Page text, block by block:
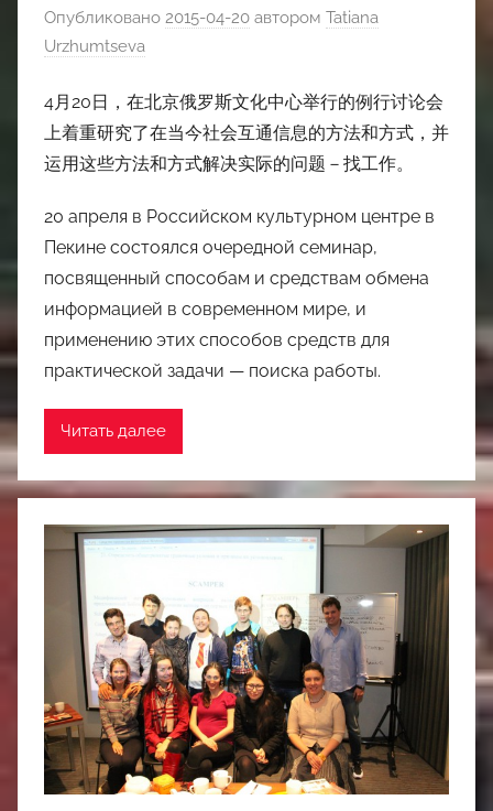
Опубликовано 2015-04-20 автором Tatiana
Urzhumtseva
4月20日，在北京俄罗斯文化中心举行的例行讨论会
上着重研究了在当今社会互通信息的方法和方式，并
运用这些方法和方式解决实际的问题－找工作。
20 апреля в Российском культурном центре в
Пекине состоялся очередной семинар,
посвященный способам и средствам обмена
информацией в современном мире, и
применению этих способов средств для
практической задачи — поиска работы.
Читать далее